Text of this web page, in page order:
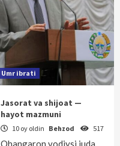
Umr ibrati
Jasorat va shijoat —
hayot mazmuni
10 oy oldin Behzod 517
Ohangaron vodiysi juda